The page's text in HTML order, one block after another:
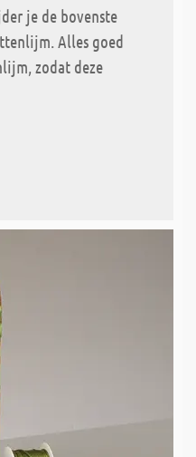
je de bovenste
Alles goed
zodat deze